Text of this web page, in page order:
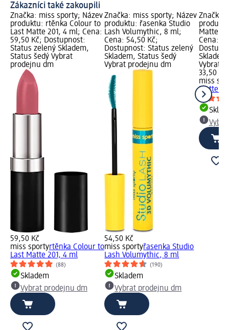
Zákazníci také zakoupili
Značka: miss sporty; Název
produktu: rtěnka Colour to
Last Matte 201, 4 ml; Cena:
59,50 Kč; Dostupnost:
Status zelený Skladem,
Status šedý Vybrat
prodejnu dm
59,50 Kč
miss sportyrtěnka Colour to
Last Matte 201, 4 ml
(88)
Skladem
Vybrat prodejnu dm
Značka: miss sporty; Název
produktu: řasenka Studio
Lash Volumythic, 8 ml;
Cena: 54,50 Kč;
Dostupnost: Status zelený
Skladem, Status šedý
Vybrat prodejnu dm
54,50 Kč
miss sportyřasenka Studio
Lash Volumythic, 8 ml
(190)
Skladem
Vybrat prodejnu dm
Značka:
Matte to
Cena:
Vybrat
33,50 Kč
miss
Matte to